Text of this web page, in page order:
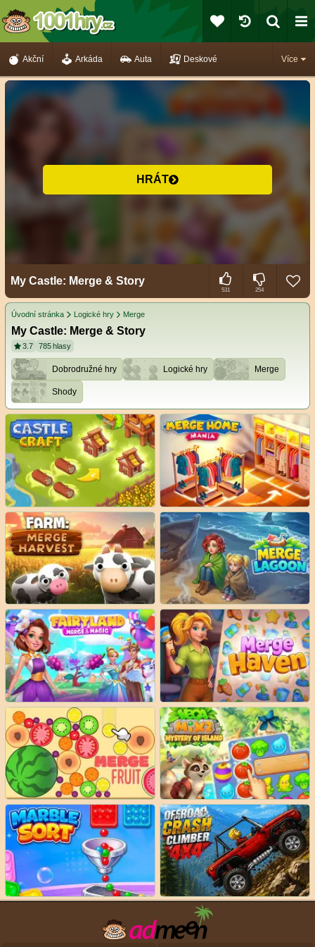
Více
Akční Arkáda Auta Deskové
HRÁT
My Castle: Merge & Story
531 254
Úvodní stránka Logické hry Merge
My Castle: Merge & Story
3.7 785 hlasy
Dobrodružné hry Logické hry Merge
Shody